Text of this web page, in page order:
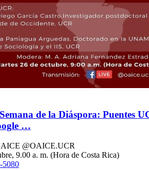
de la Diáspora: Puentes
…
@OAICE.UCR
9.00 a. m. (Hora de Costa Rica)
5080